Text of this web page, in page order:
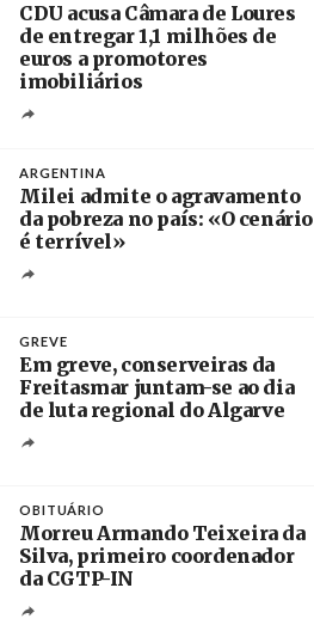
CDU acusa Câmara de Loures
de entregar 1,1 milhões de
euros a promotores
imobiliários
ARGENTINA
Milei admite o agravamento
da pobreza no país: «O cenário
é terrível»
GREVE
Em greve, conserveiras da
Freitasmar juntam-se ao dia
de luta regional do Algarve
OBITUÁRIO
Morreu Armando Teixeira da
Silva, primeiro coordenador
da CGTP-IN